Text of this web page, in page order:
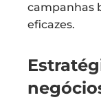
campanhas
eficazes.